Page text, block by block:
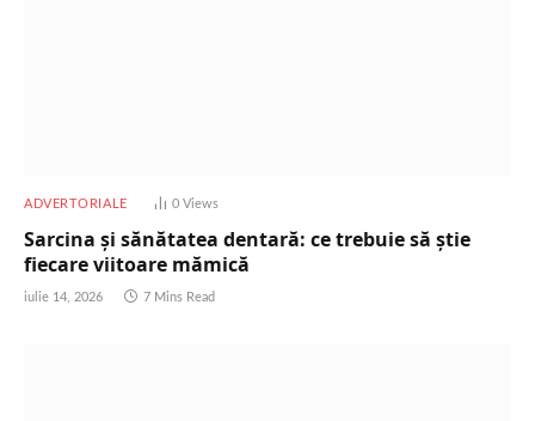
ADVERTORIALE 0 Views
Sarcina și sănătatea dentară: ce trebuie să știe
fiecare viitoare mămică
iulie 14, 2026 7 Mins Read